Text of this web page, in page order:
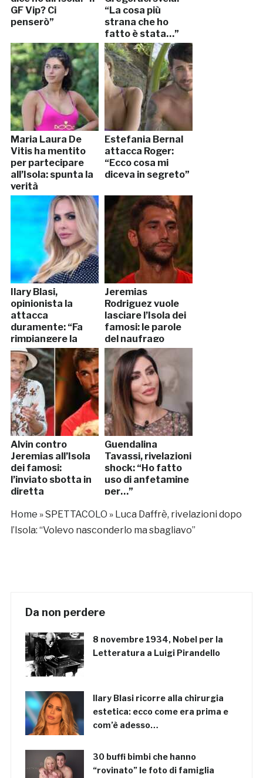
GF Vip? Ci
penserò”
“La cosa più
strana che ho
fatto è stata…”
Maria Laura De
Vitis ha mentito
per partecipare
all’Isola: spunta la
verità
Estefania Bernal
attacca Roger:
“Ecco cosa mi
diceva in segreto”
Ilary Blasi,
opinionista la
attacca
duramente: “Fa
rimpiangere la
Ventura”
Jeremias
Rodriguez vuole
lasciare l’Isola dei
famosi: le parole
del naufrago
Alvin contro
Jeremias all’Isola
dei famosi:
l’inviato sbotta in
diretta
Guendalina
Tavassi, rivelazioni
shock: “Ho fatto
uso di anfetamine
per…”
Home »SPETTACOLO » Luca Daffrè, rivelazioni dopo
l’Isola: “Volevo nasconderlo ma sbagliavo”
Da non perdere
8 novembre 1934, Nobel per la
Letteratura a Luigi Pirandello
Ilary Blasi ricorre alla chirurgia
estetica: ecco come era prima e
com’è adesso…
30 buffi bimbi che hanno
“rovinato” le foto di famiglia